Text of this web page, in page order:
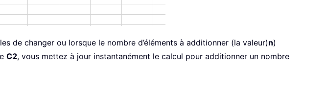
de changer ou lorsque le nombre d’éléments à additionner (la valeur)n)
C2, vous mettez à jour instantanément le calcul pour additionner un nombre